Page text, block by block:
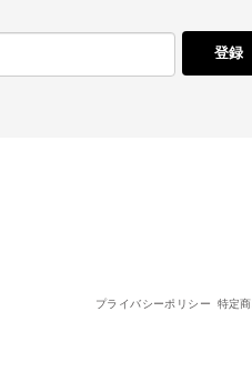
登録
プライバシーポリシー 特定